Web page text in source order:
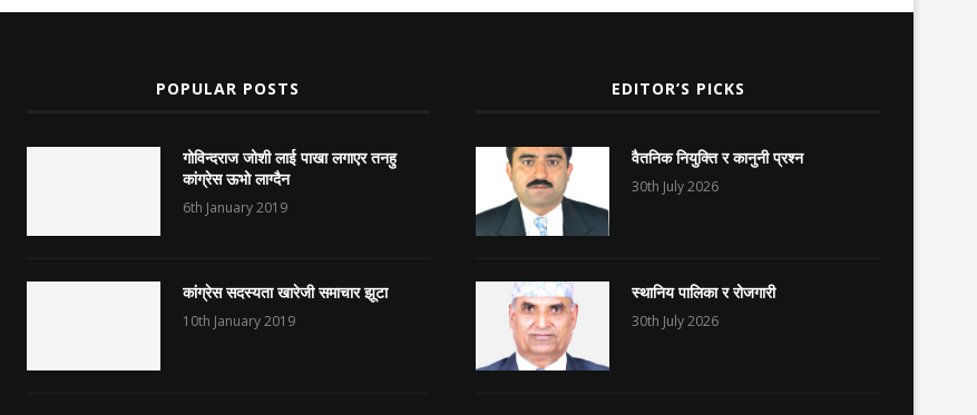
POPULAR POSTS
गोविन्दराज जोशी लाई पाखा लगाएर तनहु
कांग्रेस ऊभो लाग्दैन
6th January 2019
कांग्रेस सदस्यता खारेजी समाचार झूटा
10th January 2019
EDITOR’S PICKS
वैतनिक नियुक्ति र कानुनी प्रश्न
30th July 2026
स्थानिय पालिका र रोजगारी
30th July 2026